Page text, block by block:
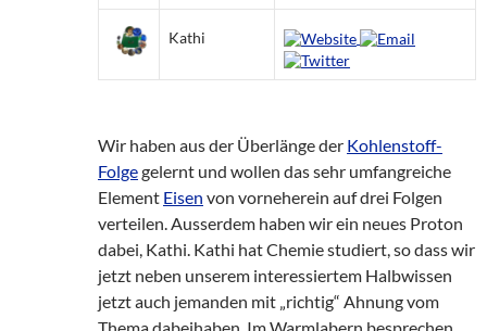
Kathi
Wir haben aus der Überlänge der Kohlenstoff-
Folgegelernt und wollen das sehr umfangreiche
Element Eisen von vorneherein auf drei Folgen
verteilen. Ausserdem haben wir ein neues Proton
dabei, Kathi. Kathi hat Chemie studiert, so dass wir
jetzt neben unserem interessiertem Halbwissen
jetzt auch jemanden mit „richtig“ Ahnung vom